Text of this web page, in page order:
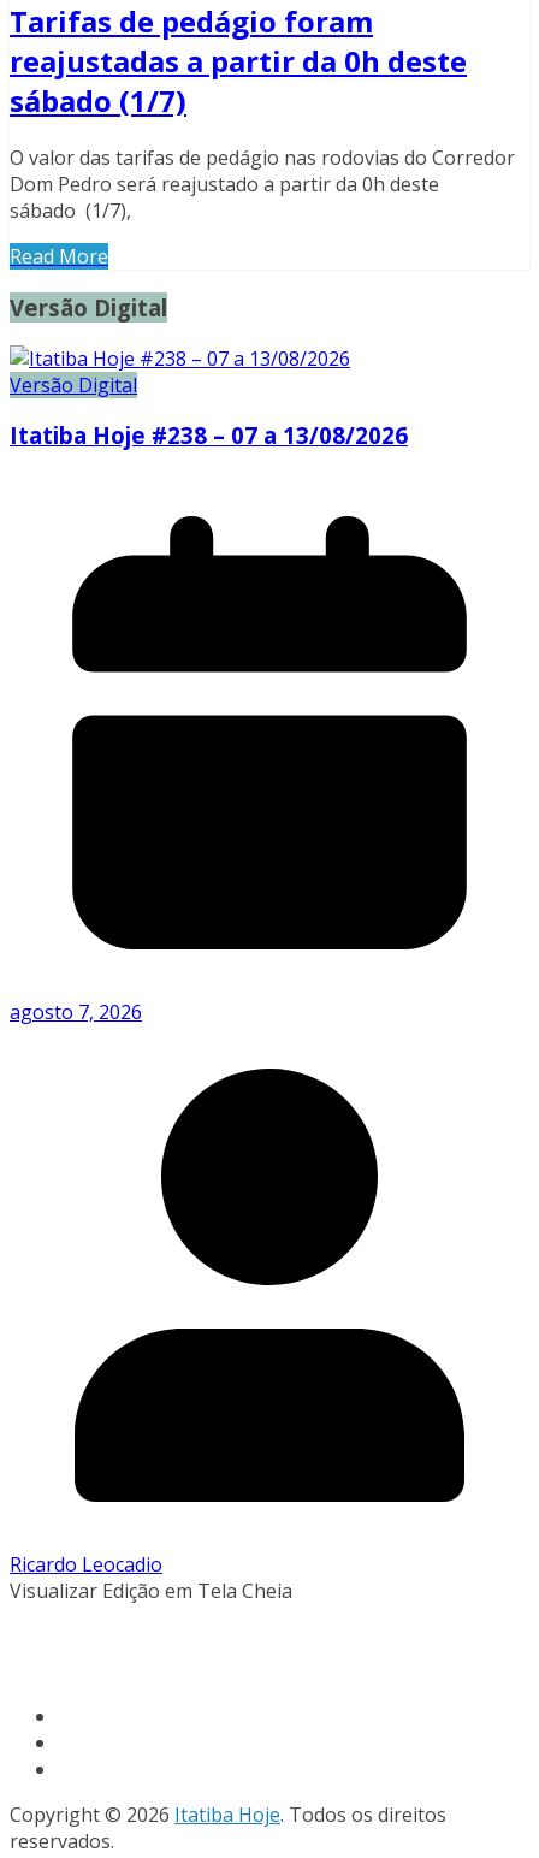
Tarifas de pedágio foram
reajustadas a partir da 0h deste
sábado (1/7)
O valor das tarifas de pedágio nas rodovias do Corredor
Dom Pedro será reajustado a partir da 0h deste
sábado (1/7),
Read More
Versão Digital
Versão Digital
Itatiba Hoje #238 – 07 a 13/08/2026
agosto 7, 2026
Ricardo Leocadio
Visualizar Edição em Tela Cheia
Copyright © 2026 Itatiba Hoje. Todos os direitos
reservados.